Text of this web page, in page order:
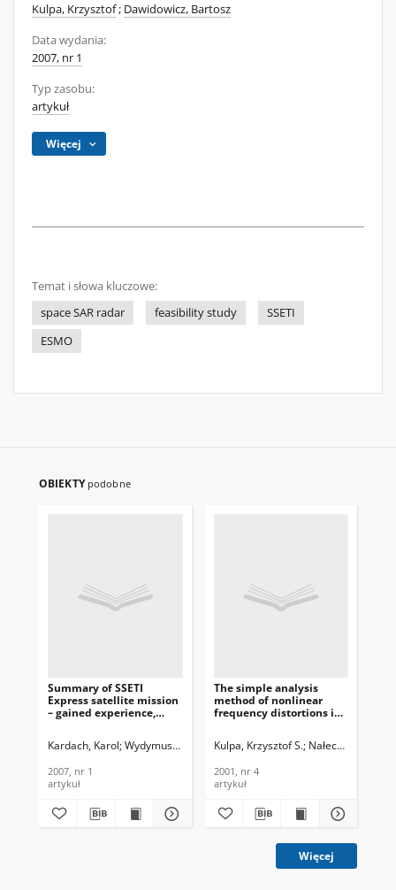
Kulpa, Krzysztof; Dawidowicz, Bartosz
Data wydania:
2007, nr 1
Typ zasobu:
artykuł
Więcej
Temat i słowa kluczowe:
space SAR radar
feasibility study
SSETI
ESMO
OBIEKTY podobne
Summary of SSETI
Express satellite mission
– gained experience,
Information Technology,
Kardach, Karol Wydymus, Damian
2007, nr 1
artykuł
The simple analysis
method of nonlinear
frequency distortions in
Information Technology,
Kulpa, Krzysztof S. Nałecz, Marek
2001, nr 4
artykuł
Więcej